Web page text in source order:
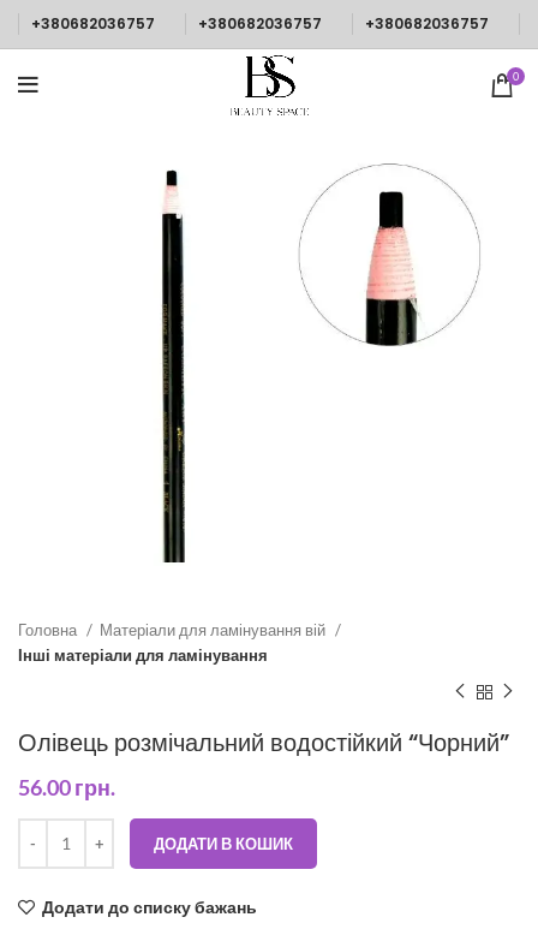
+380682036757 +380682036757 +380682036757
0
Головна
Матеріали для ламінування вій
Інші матеріали для ламінування
Олівець розмічальний водостійкий “Чорний”
56.00грн.
ДОДАТИ В КОШИК
Додати до списку бажань